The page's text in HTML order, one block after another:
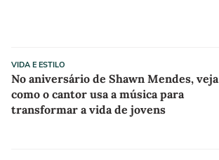
VIDA E ESTILO
No aniversário de Shawn Mendes, veja
como o cantor usa a música para
transformar a vida de jovens